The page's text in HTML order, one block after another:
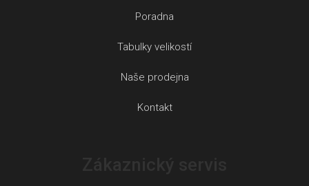
Poradna
Tabulky velikostí
Naše prodejna
Kontakt